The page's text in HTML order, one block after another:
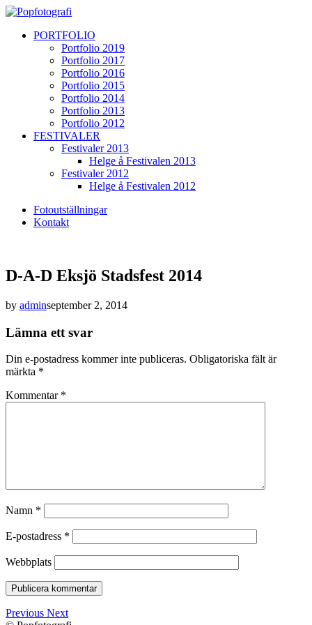
PORTFOLIO
Portfolio 2019
Portfolio 2017
Portfolio 2016
Portfolio 2015
Portfolio 2014
Portfolio 2013
Portfolio 2012
FESTIVALER
Festivaler 2013
Helge å Festivalen 2013
Festivaler 2012
Helge å Festivalen 2012
Fotoutställningar
Kontakt
D-A-D Eksjö Stadsfest 2014
by adminseptember 2, 2014
Lämna ett svar
Din e-postadress kommer inte publiceras. Obligatoriska fält är
märkta *
Kommentar *
Namn *
E-postadress *
Webbplats
Previous Next